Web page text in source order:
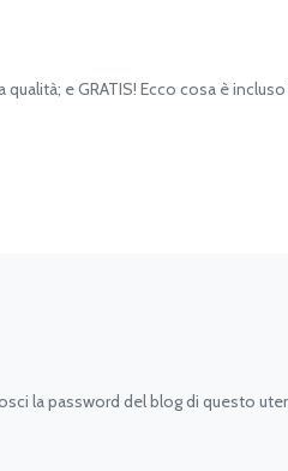
e GRATIS! Ecco cosa è incluso
la password del blog di questo